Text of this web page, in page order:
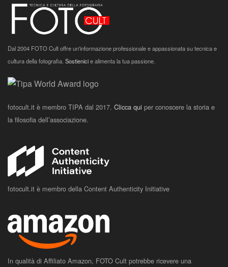
Dal 2004 FOTO Cult offre un'informazione professionale e appassionata su tecnica e
cultura della fotografia. Sostienicie alimenta la tua passione.
fotocult.it è membro TIPA dal 2017. Clicca qui per conoscere la storia e
la filosofia dell’associazione.
fotocult.it è membro della Content Authenticity Initiative
In qualità di Affiliato Amazon, FOTO Cult potrebbe ricevere una